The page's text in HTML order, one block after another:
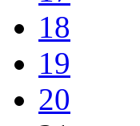
18
19
20